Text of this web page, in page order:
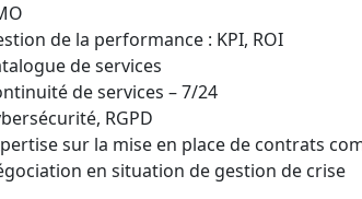
de la performance : KPI, ROI
de services
de services – 7/24
RGPD
sur la mise en place de contrats
en situation de gestion de crise